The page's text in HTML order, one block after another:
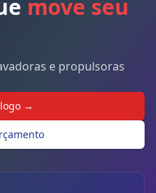
move seu
e propulsoras
→